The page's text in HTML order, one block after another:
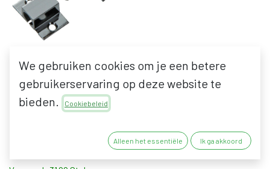
APC FI-CUL GRENDEL
We gebruiken cookies om je een betere
gebruikerservaring op deze website te
bieden.
Cookiebeleid
Alleen het essentiële Ik ga akkoord